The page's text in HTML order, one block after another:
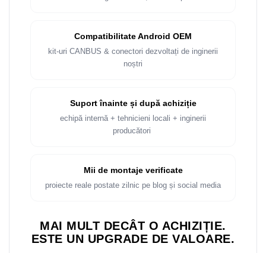
Rame adaptoare Seat
Rame adaptoare Volvo
Rame adaptoare Peugeot
Rame adaptoare Daihatsu
Compatibilitate Android OEM
kit-uri CANBUS & conectori dezvoltați de inginerii
noștri
Suport înainte și după achiziție
echipă internă + tehnicieni locali + inginerii
producători
Mii de montaje verificate
proiecte reale postate zilnic pe blog și social media
MAI MULT DECÂT O ACHIZIȚIE.
ESTE UN UPGRADE DE VALOARE.